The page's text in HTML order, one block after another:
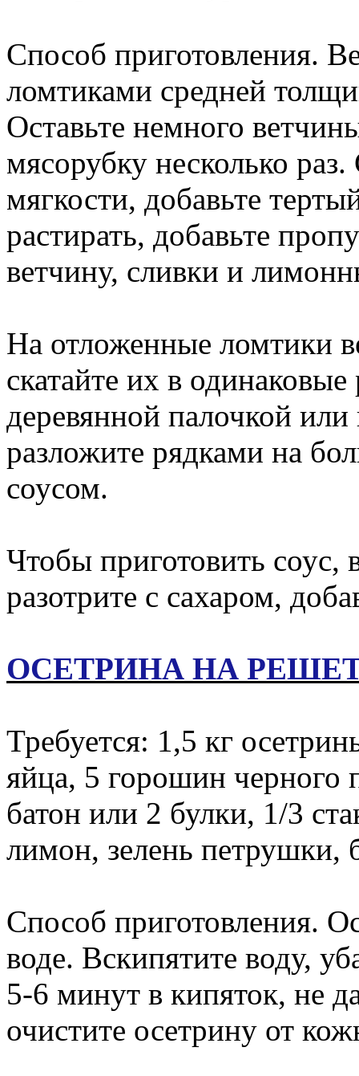
Способ приготовления.
ломтиками средней
Оставьте немного
мясорубку несколько
мягкости, добавьте
растирать, добавьте
ветчину, сливки и
На отложенные ломтики
скатайте их в одинаковые
деревянной палочкой
разложите рядками на
соусом.
Чтобы приготовить
разотрите с сахаром,
ОСЕТРИНА НА
Требуется: 1,5 кг
яйца, 5 горошин черного
батон или 2 булки, 1/3
лимон, зелень петрушки,
Способ приготовления.
воде. Вскипятите воду,
5-6 минут в кипяток, не
очистите осетрину от